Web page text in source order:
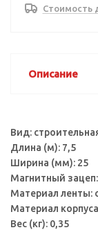
Стоимость
Описание
Вид:
Длина (м): 7,5
Ширина (мм): 25
Магнитный
Материал ленты:
Материал
Вес (кг): 0,35